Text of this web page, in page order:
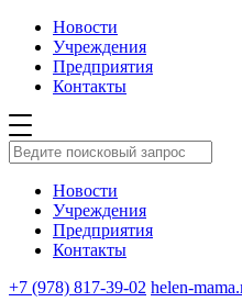
Новости
Учреждения
Предприятия
Контакты
Новости
Учреждения
Предприятия
Контакты
+7 (978) 817-39-02 helen-